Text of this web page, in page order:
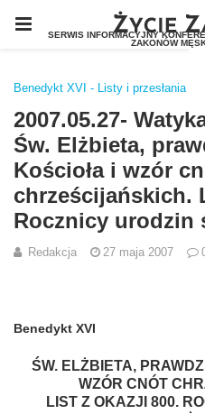
Benedykt XVI - Listy i przesłania
2007.05.27-
Św. Elżbieta,
Kościoła i wzór
chrześcijańskich.
Rocznicy urodzin
Redakcja 27 maja 2007
Benedykt XVI
ŚW. ELŻBIETA,
WZÓR CNÓT
LIST Z OKAZJI 800.